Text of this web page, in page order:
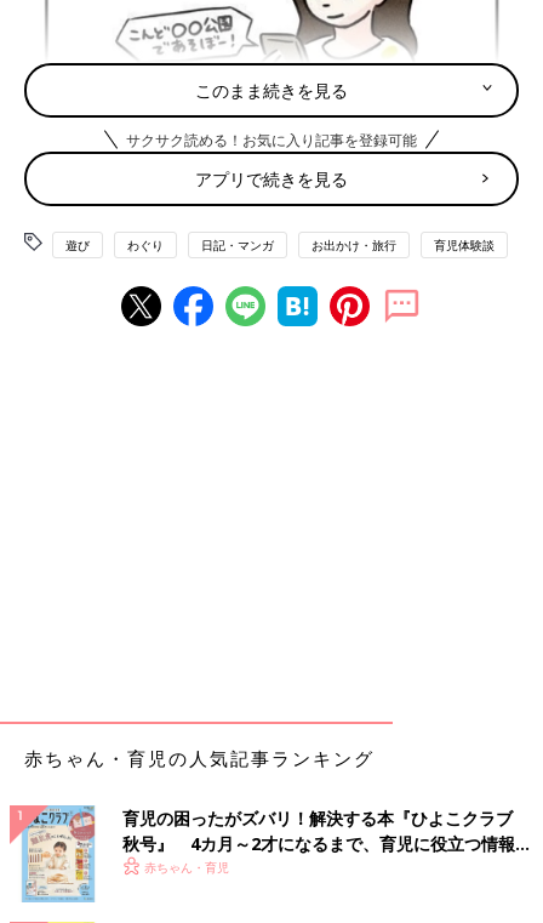
たまたまですが、私の学生時代からの友人たちには、同じくらい
で会う約束をするし、会う場所も、子連れで行きやすい公園など
を選びます。
子ども同士が遊んでくれるのは、本当に可愛い。子どもも楽しん
会になるのも、とても楽しいです。
このまま続きを見る
サクサク読める！お気に入り記事を登録可能
アプリで続きを見る
遊び わぐり 日記・マンガ お出かけ・旅行 育児体験談
赤ちゃん・育児の人気記事ランキング
育児の困ったがズバリ！解決する本『ひよこクラブ
秋号』 4カ月～2才になるまで、育児に役立つ情報が
いっぱい！
赤ちゃん・育児